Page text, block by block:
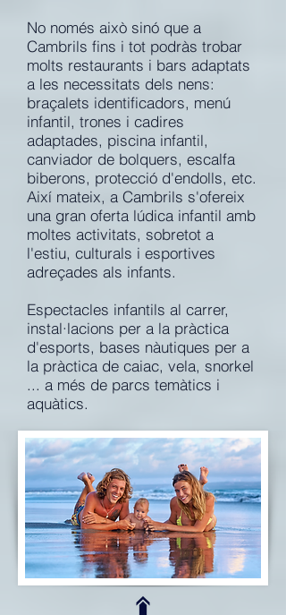
No només això sinó que a
Cambrils fins i tot podràs trobar
molts restaurants i bars adaptats
a les necessitats dels nens:
braçalets identificadors, menú
infantil, trones i cadires
adaptades, piscina infantil,
canviador de bolquers, escalfa
biberons, protecció d'endolls, etc.
Així mateix, a Cambrils s'ofereix
una gran oferta lúdica infantil amb
moltes activitats, sobretot a
l'estiu, culturals i esportives
adreçades als infants.
Espectacles infantils al carrer,
instal·lacions per a la pràctica
d'esports, bases nàutiques per a
la pràctica de caiac, vela, snorkel
... a més de parcs temàtics i
aquàtics.